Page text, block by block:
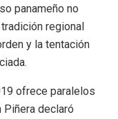
panameño no
regional
y la tentación
ofrece paralelos
declaró